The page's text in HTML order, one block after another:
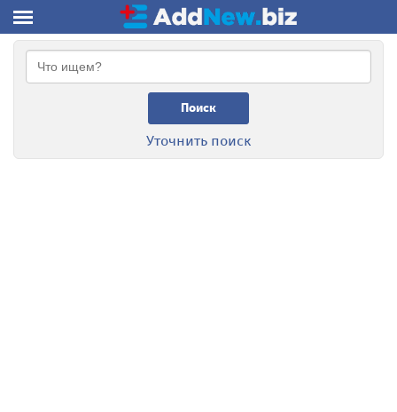
Поиск
Уточнить поиск